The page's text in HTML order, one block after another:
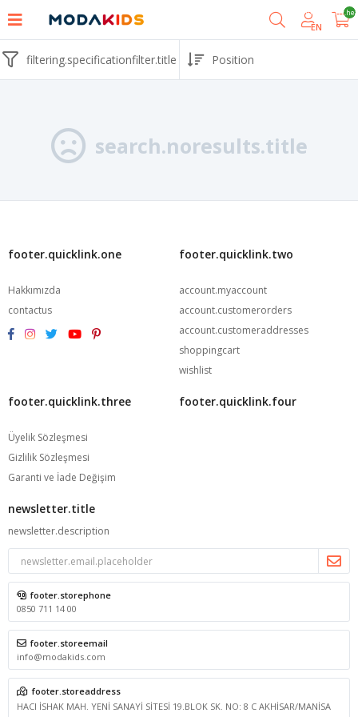
EN
filtering.specificationfilter.title
search.noresults.title
footer.quicklink.one
Hakkımızda
contactus
footer.quicklink.two
account.myaccount
account.customerorders
account.customeraddresses
shoppingcart
wishlist
footer.quicklink.three
Üyelik Sözleşmesi
Gizlilik Sözleşmesi
Garanti ve İade Değişim
footer.quicklink.four
newsletter.title
newsletter.description
footer.storephone
0850 711 14 00
footer.storeemail
info@modakids.com
footer.storeaddress
HACI İSHAK MAH. YENİ SANAYİ SİTESİ 19.BLOK SK. NO: 8 C AKHİSAR/MANİSA